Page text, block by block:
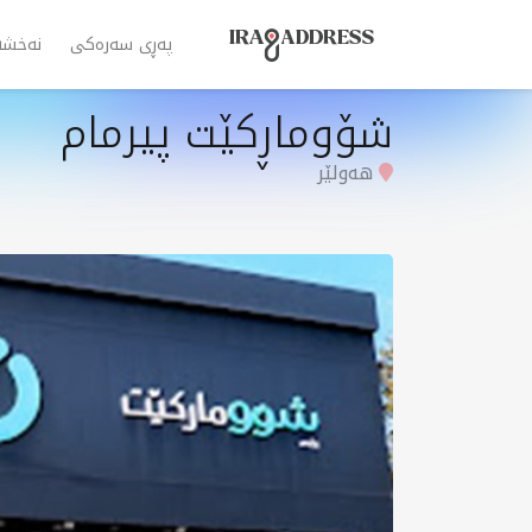
پەڕی سەرەکی
شۆوماڕکێت پیرمام
هەولێر